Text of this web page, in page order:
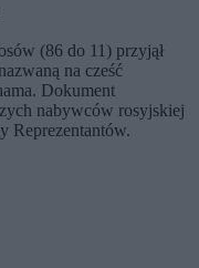
(86 do 11) przyjął
na cześć
Dokument
nabywców rosyjskiej
Reprezentantów.